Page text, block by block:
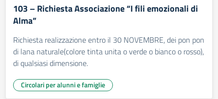
103 – Richiesta Associazione “I fili emozionali di
Alma”
Richiesta realizzazione entro il 30 NOVEMBRE, dei pon pon
di lana naturale(colore tinta unita o verde o bianco o rosso),
di qualsiasi dimensione.
Circolari per alunni e famiglie